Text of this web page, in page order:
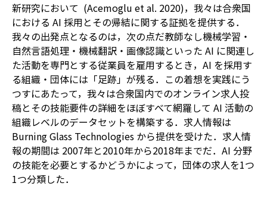
新研究において (Acemoglu et al. 2020)，我々は合衆国
における AI 採用とその帰結に関する証拠を提供する．
我々の出発点となるのは，次の点だ――教師なし機械学習・
自然言語処理・機械翻訳・画像認識といった AI に関連し
た活動を専門とする従業員を雇用するとき，AI を採用す
る組織・団体には「足跡」が残る．この着想を実践にう
つすにあたって，我々は合衆国内でのオンライン求人投
稿とその技能要件の詳細をほぼすべて網羅して AI 活動の
組織レベルのデータセットを構築する．求人情報は
Burning Glass Technologies から提供を受けた．求人情
報の期間は 2007年と2010年から2018年までだ．AI 分野
の技能を必要とするかどうかによって，団体の求人を1つ
1つ分類した．